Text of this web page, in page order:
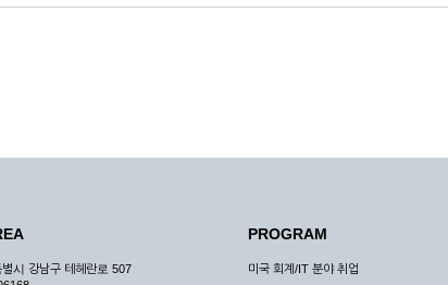
별시 강남구 테헤란로 507
PROGRAM
미국 회계/IT 분야 취업